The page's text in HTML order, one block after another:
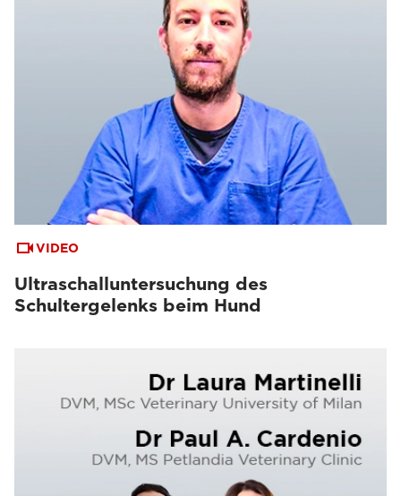
VIDEO
Ultraschalluntersuchung des
Schultergelenks beim Hund